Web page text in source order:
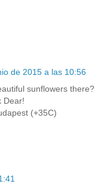
de 2015 a las 10:56
sunflowers there?
Dear!
(+35C)